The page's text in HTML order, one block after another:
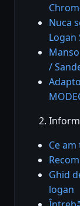
Nuca
Logan
/
Ce
Ghid
logan